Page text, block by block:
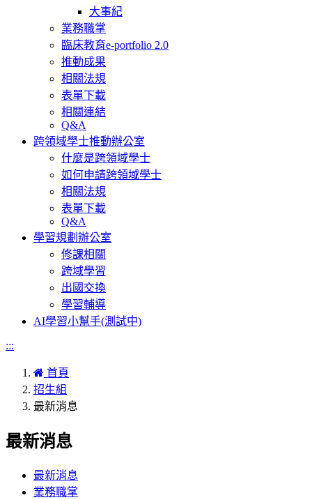
大事紀
業務職掌
臨床教育e-portfolio 2.0
推動成果
相關法規
表單下載
相關連結
Q&A
跨領域學士推動辦公室
什麼是跨領域學士
如何申請跨領域學士
相關法規
表單下載
Q&A
學習規劃辦公室
修課相關
跨域學習
出國交換
學習輔導
AI學習小幫手(測試中)
:::
首頁
招生組
最新消息
最新消息
最新消息
業務職掌